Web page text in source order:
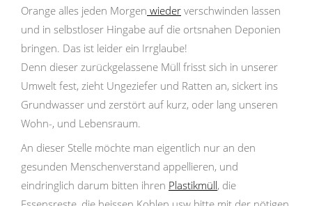
Orange alles jeden Morgen wieder verschwinden lassen
und in selbstloser Hingabe auf die ortsnahen Deponien
bringen. Das ist leider ein Irrglaube!
Denn dieser zurückgelassene Müll frisst sich in unserer
Umwelt fest, zieht Ungeziefer und Ratten an, sickert ins
Grundwasser und zerstört auf kurz, oder lang unseren
Wohn-, und Lebensraum.
An dieser Stelle möchte man eigentlich nur an den
gesunden Menschenverstand appellieren, und
eindringlich darum bitten ihren Plastikmüll, die